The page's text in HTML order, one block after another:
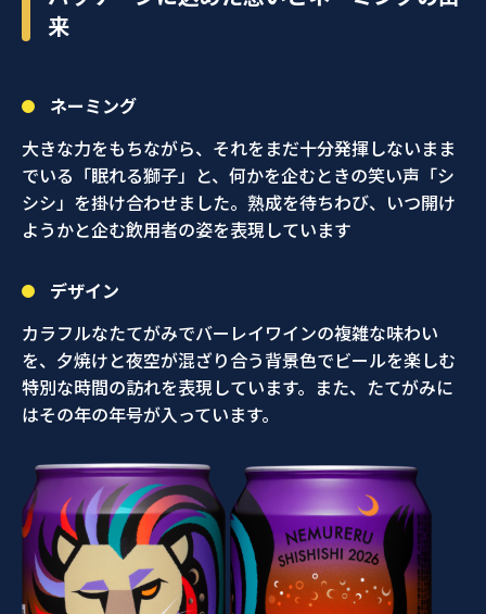
来
ネーミング
大きな力をもちながら、それをまだ十分発揮しないまま
でいる「眠れる獅子」と、何かを企むときの笑い声「シ
シシ」を掛け合わせました。熟成を待ちわび、いつ開け
ようかと企む飲用者の姿を表現しています
デザイン
カラフルなたてがみでバーレイワインの複雑な味わい
を、夕焼けと夜空が混ざり合う背景色でビールを楽しむ
特別な時間の訪れを表現しています。また、たてがみに
はその年の年号が入っています。